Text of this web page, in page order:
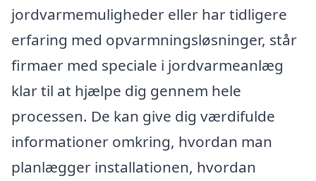
jordvarmemuligheder eller har tidligere
erfaring med opvarmningsløsninger, står
firmaer med speciale i jordvarmeanlæg
klar til at hjælpe dig gennem hele
processen. De kan give dig værdifulde
informationer omkring, hvordan man
planlægger installationen, hvordan